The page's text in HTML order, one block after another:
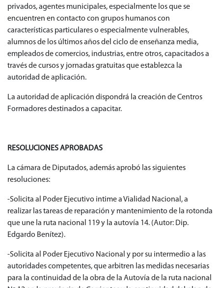
privados, agentes municipales, especialmente los que se
encuentren en contacto con grupos humanos con
características particulares o especialmente vulnerables,
alumnos de los últimos años del ciclo de enseñanza media,
empleados de comercios, industrias, entre otros, capacitados a
través de cursos y jornadas gratuitas que establezca la
autoridad de aplicación.
La autoridad de aplicación dispondrá la creación de Centros
Formadores destinados a capacitar.
RESOLUCIONES APROBADAS
La cámara de Diputados, además aprobó las siguientes
resoluciones:
-Solicita al Poder Ejecutivo intime a Vialidad Nacional, a
realizar las tareas de reparación y mantenimiento de la rotonda
que une la ruta nacional 119 y la autovía 14. (Autor: Dip.
Edgardo Benítez).
-Solicita al Poder Ejecutivo Nacional y por su intermedio a las
autoridades competentes, que arbitren las medidas necesarias
para la continuidad de la obra de la Autovía de la ruta nacional